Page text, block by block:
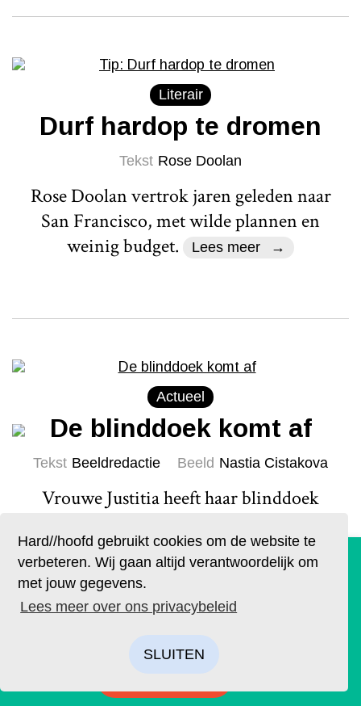
Hard//hoofd gebruikt cookies om de website te
verbeteren. Wij gaan altijd verantwoordelijk om
met jouw gegevens.
Lees meer over ons privacybeleid
SLUITEN
Literair
Durf hardop te dromen
Tekst Rose Doolan
Rose Doolan vertrok jaren geleden naar
San Francisco, met wilde plannen en
weinig budget.
Lees meer
Actueel
De blinddoek komt af
Tekst Beeldredactie Beeld Nastia Cistakova
Vrouwe Justitia heeft haar blinddoek
De geruchten zijn waar. Lees Hard//hoofd nu ook op
papier!
Bestel op tijd je eigen exemplaar van de eerste editie, met
als thema: ‘Ik’. We hebben drie covers ontworpen. Kies je